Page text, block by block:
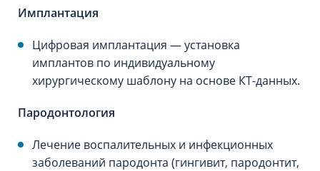
Имплантация
Цифровая имплантация — установка
имплантов по индивидуальному
хирургическому шаблону на основе КТ-данных.
Пародонтология
Лечение воспалительных и инфекционных
заболеваний пародонта (гингивит, пародонтит,